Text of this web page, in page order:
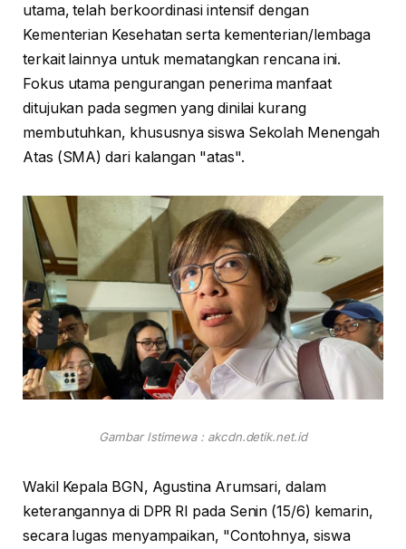
utama, telah berkoordinasi intensif dengan
Kementerian Kesehatan serta kementerian/lembaga
terkait lainnya untuk mematangkan rencana ini.
Fokus utama pengurangan penerima manfaat
ditujukan pada segmen yang dinilai kurang
membutuhkan, khususnya siswa Sekolah Menengah
Atas (SMA) dari kalangan "atas".
Gambar Istimewa : akcdn.detik.net.id
Wakil Kepala BGN, Agustina Arumsari, dalam
keterangannya di DPR RI pada Senin (15/6) kemarin,
secara lugas menyampaikan, "Contohnya, siswa